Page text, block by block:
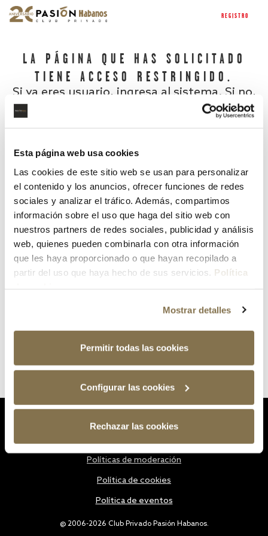
Esta página web usa cookies
Las cookies de este sitio web se usan para personalizar
el contenido y los anuncios, ofrecer funciones de redes
sociales y analizar el tráfico. Además, compartimos
información sobre el uso que haga del sitio web con
nuestros partners de redes sociales, publicidad y análisis
web, quienes pueden combinarla con otra información
que les haya proporcionado o que hayan recopilado a
partir del uso que haya hecho de sus servicios. Política
Mostrar detalles
Permitir todas las cookies
Configurar las cookies
Rechazar las cookies
REGISTRO
LA PÁGINA QUE HAS SOLICITADO
TIENE ACCESO RESTRINGIDO.
Si ya eres usuario, ingresa al sistema. Si no,
¿Has olvidado tu contraseña?
@ 2006-2026 Club Privado Pasión Habanos.
Políticas de moderación
Política de cookies
Política de eventos